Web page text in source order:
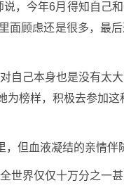
，今年6月得知自己
面顾虑还是很多，最
自己本身也是没有太
榜样，积极去参加这
但血液凝结的亲情伴
界仅仅十万分之一